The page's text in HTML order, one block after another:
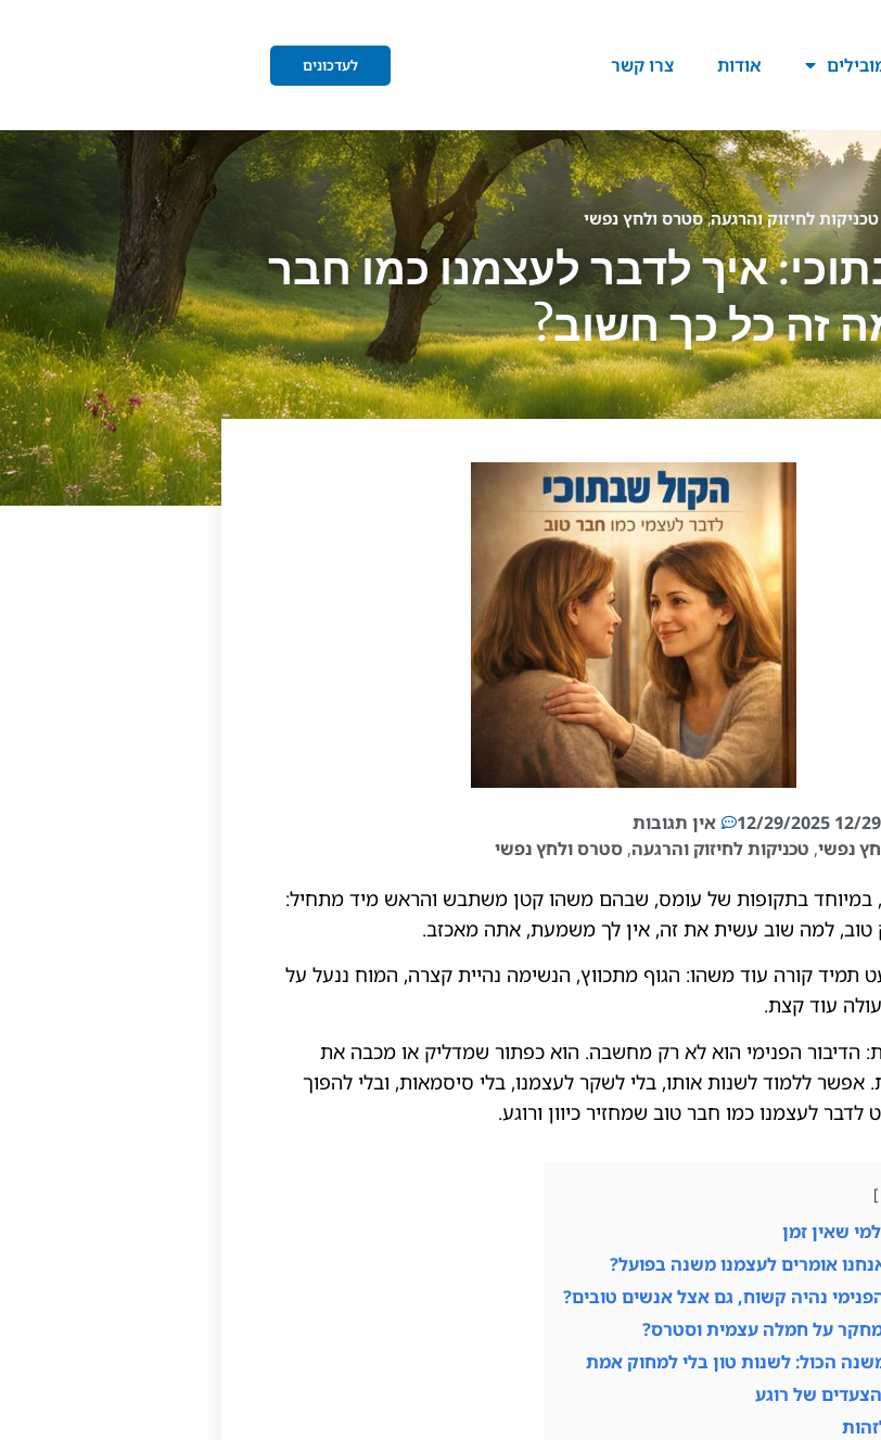
אודות צרו קשר לעדכונים
טכניקות לחיזוק והרגעה,סטרס ולחץ נפשי
איך לדבר לעצמנו כמו חבר
זה כל כך חשוב?
12/
12/29/2025
אין תגובות
נפשי, טכניקות לחיזוק והרגעה, סטרס ולחץ נפשי
במיוחד בתקופות של עומס, שבהם משהו קטן משתבש והראש מיד מתחיל:
למה שוב עשית את זה, אין לך משמעת, אתה מאכזב.
תמיד קורה עוד משהו: הגוף מתכווץ, הנשימה נהיית קצרה, המוח ננעל על
עוד קצת.
הדיבור הפנימי הוא לא רק מחשבה. הוא כפתור שמדליק או מכבה את
אפשר ללמוד לשנות אותו, בלי לשקר לעצמנו, בלי סיסמאות, ובלי להפוך
לדבר לעצמנו כמו חבר טוב שמחזיר כיוון ורוגע.
שאין זמן
אומרים לעצמנו משנה בפועל?
נהיה קשוח, גם אצל אנשים טובים?
על חמלה עצמית וסטרס?
הכול: לשנות טון בלי למחוק אמת